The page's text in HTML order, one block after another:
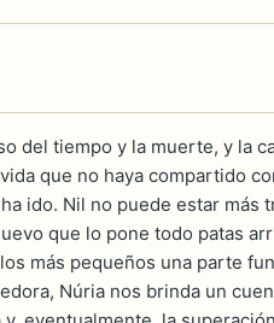
del tiempo y la muerte, y la
que no haya compartido
ido. Nil no puede estar
que lo pone todo patas
más pequeños una parte
Núria nos brinda un